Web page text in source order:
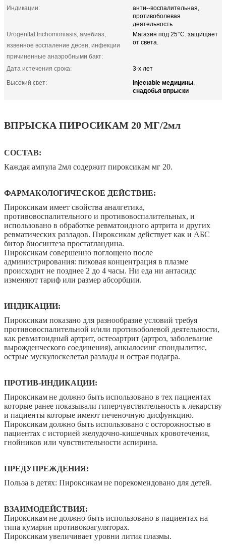
Индикации:
анти--воспалительная,
противоболевая
деятельность
Urogenital trichomoniasis, амебиаз,
язвенное воспаление десен, инфекции
причиненные анаэробными бакт:
Магазин под 25°C. защищает
от света.
Дата истечения срока:
3-х лет
Высокий свет:
injectable медицины,
снадобья впрыски
ВПРЫСКА ПИРОСИКАМ 20 МГ/2мл
СОСТАВ:
Каждая ампула 2мл содержит пироксикам мг 20.
ФАРМАКОЛОГИЧЕСКОЕ ДЕЙСТВИЕ:
Пироксикам имеет свойства аналгетика,
противовоспалительного и противовоспалительных, и
использовано в обработке ревматоидного артрита и других
ревматических разладов. Пироксикам действует как и АБС
битор биосинтеза простагландина.
Пироксикам совершенно поглощено после
администрирования: пиковая концентрация в плазме
происходит не позднее 2 до 4 часы. Ни еда ни антасидс
изменяют тариф или размер абсорбции.
ИНДИКАЦИИ:
Пироксикам показано для разнообразие условий требуя
противовоспалительной и/или противоболевой деятельности,
как ревматоидный артрит, остеоартрит (артроз, заболевание
вырожденческого соединения), анкылосинг спондылитис,
острые мускулоскелетал разлады и острая подагра.
ПРОТИВ-ИНДИКАЦИИ:
Пироксикамне должно быть использовано в тех пациентах
которые ранее показывали гиперчувствительность к лекарству
и пациенты которые имеют печеночную дисфункцию.
Пироксикам должно быть использовано с осторожностью в
пациентах с историей желудочно-кишечных кровотечения,
гнойников или чувствительности аспирина.
ПРЕДУПРЕЖДЕНИЯ:
Польза в детях: Пироксикамне порекомендовано для детей.
ВЗАИМОДЕЙСТВИЯ:
Пироксикамне должно быть использовано в пациентах на
типа кумарин противокоагуляторах.
Пироксикамувеличивает уровни лития плазмы.